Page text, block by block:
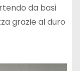
da basi
grazie al duro